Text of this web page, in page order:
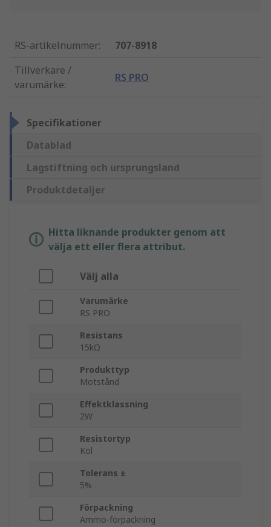
RS-artikelnummer:
707-8918
Tillverkare /
varumärke:
RS PRO
Specifikationer
Datablad
Lagstiftning och ursprungsland
Produktdetaljer
Hitta liknande produkter genom att
välja ett eller flera attribut.
Välj alla
Varumärke
RS PRO
Resistans
15kΩ
Produkttyp
Motstånd
Effektklassning
2W
Resistortyp
Kol
Tolerans ±
5%
Förpackning
Ammo-förpackning